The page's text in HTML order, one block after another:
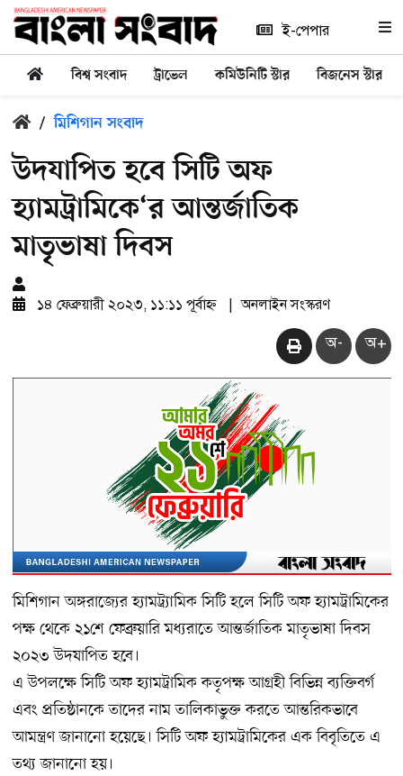
ই-পেপার
বিশ্ব সংবাদ ট্রাভেল কমিউনিটি স্টার বিজনেস স্টার
/ মিশিগান সংবাদ
উদযাপিত হবে সিটি অফ
হ্যামট্রামিকে‘র আন্তর্জাতিক
মাতৃভাষা দিবস
১৪ ফেব্রুয়ারী ২০২৩, ১১:১১ পূর্বাহ্ন অনলাইন সংস্করণ
অ- অ+
মিশিগান অঙ্গরাজ্যের হ্যামট্র্যামিক সিটি হলে সিটি অফ হ্যামট্রামিকের
পক্ষ থেকে ২১শে ফেব্রুয়ারি মধ্যরাতে আন্তর্জাতিক মাতৃভাষা দিবস
২০২৩ উদযাপিত হবে।
এ উপলক্ষে সিটি অফ হ্যামট্রামিক কতৃপক্ষ আগ্রহী বিভিন্ন ব্যক্তিবর্গ
এবং প্রতিষ্ঠানকে তাদের নাম তালিকাভুক্ত করতে আন্তরিকভাবে
আমন্ত্রণ জানানো হয়েছে। সিটি অফ হ্যামট্রামিকের এক বিবৃতিতে এ
তথ্য জানানো হয়।